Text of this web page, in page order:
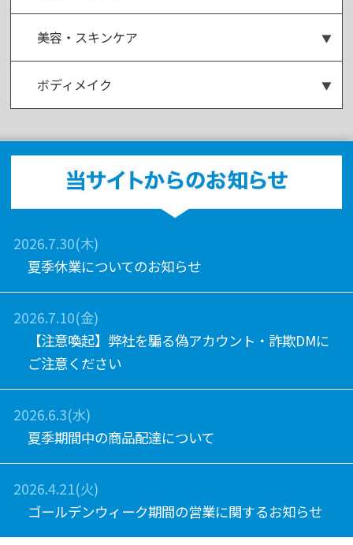
薬用育毛ジェル
美容・スキンケア
薬用除毛クリーム
抑毛ローション
薬用ボディソープ
ボディメイク
2026.7.30(木)
夏季休業についてのお知らせ
2026.7.10(金)
【注意喚起】弊社を騙る偽アカウント・詐欺DMに
ご注意ください
2026.6.3(水)
夏季期間中の商品配達について
2026.4.21(火)
ゴールデンウィーク期間の営業に関するお知らせ